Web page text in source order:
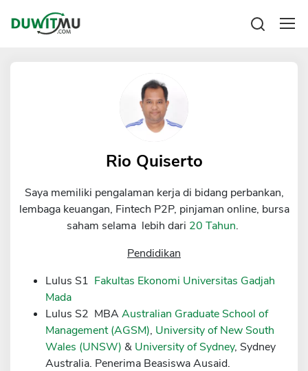
Mengelola keuangan
Pinjaman Online
Hutang
KTA
Broker Forex
Sekuritas Saham
Bank Digital
Rio Quiserto
Saya memiliki pengalaman kerja di bidang perbankan,
lembaga keuangan, Fintech P2P, pinjaman online, bursa
saham selama lebih dari 20 Tahun.
Pendidikan
Lulus S1 Fakultas Ekonomi Universitas Gadjah
Mada
Lulus S2 MBAAustralian Graduate School of
Management (AGSM), University of New South
Wales (UNSW) & University of Sydney, Sydney
Australia. Penerima Beasiswa Ausaid.